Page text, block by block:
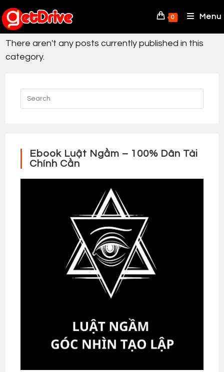
to
content
0 Menu
There aren't any posts currently published in this
category.
Ebook Luật Ngầm – 100% Dân Tài
Chính Cần